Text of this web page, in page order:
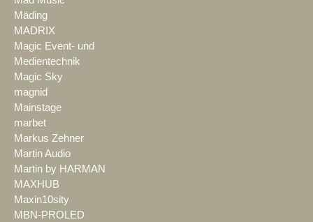
Mäding
MADRIX
Magic Event- und
Medientechnik
Magic Sky
magnid
Mainstage
marbet
Markus Zehner
Martin Audio
Martin by HARMAN
MAXHUB
Maxin10sity
MBN-PROLED